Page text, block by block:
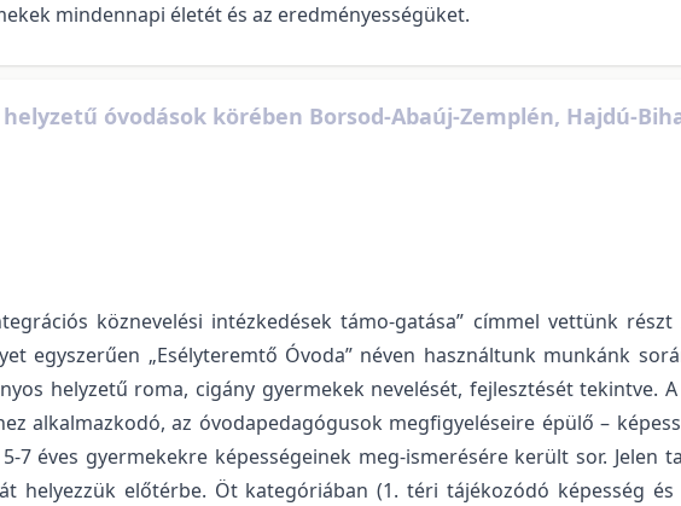
mindennapi életét és az eredményességüket.
óvodások körében Borsod-Abaúj-Zemplén, Hajdú-
köznevelési intézkedések támo-gatása” címmel vettünk
egyszerűen „Esélyteremtő Óvoda” néven használtunk munkánk
helyzetű roma, cigány gyermekek nevelését, fejlesztését tekintve.
alkalmazkodó, az óvodapedagógusok megfigyeléseire épülő –
7 éves gyermekekre képességeinek meg-ismerésére került sor. Jelen
helyezzük előtérbe. Öt kategóriában (1. téri tájékozódó képesség